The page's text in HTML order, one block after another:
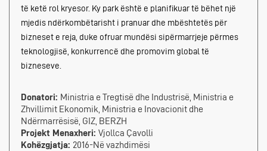
të ketë rol kryesor. Ky park është e planifikuar të bëhet një
mjedis ndërkombëtarisht i pranuar dhe mbështetës për
bizneset e reja, duke ofruar mundësi sipërmarrjeje përmes
teknologjisë, konkurrencë dhe promovim global të
bizneseve.
Donatori: Ministria e Tregtisë dhe Industrisë, Ministria e
Zhvillimit Ekonomik, Ministria e Inovacionit dhe
Ndërmarrësisë, GIZ, BERZH
Projekt Menaxheri: Vjollca Çavolli
Kohëzgjatja: 2016-Në vazhdimësi